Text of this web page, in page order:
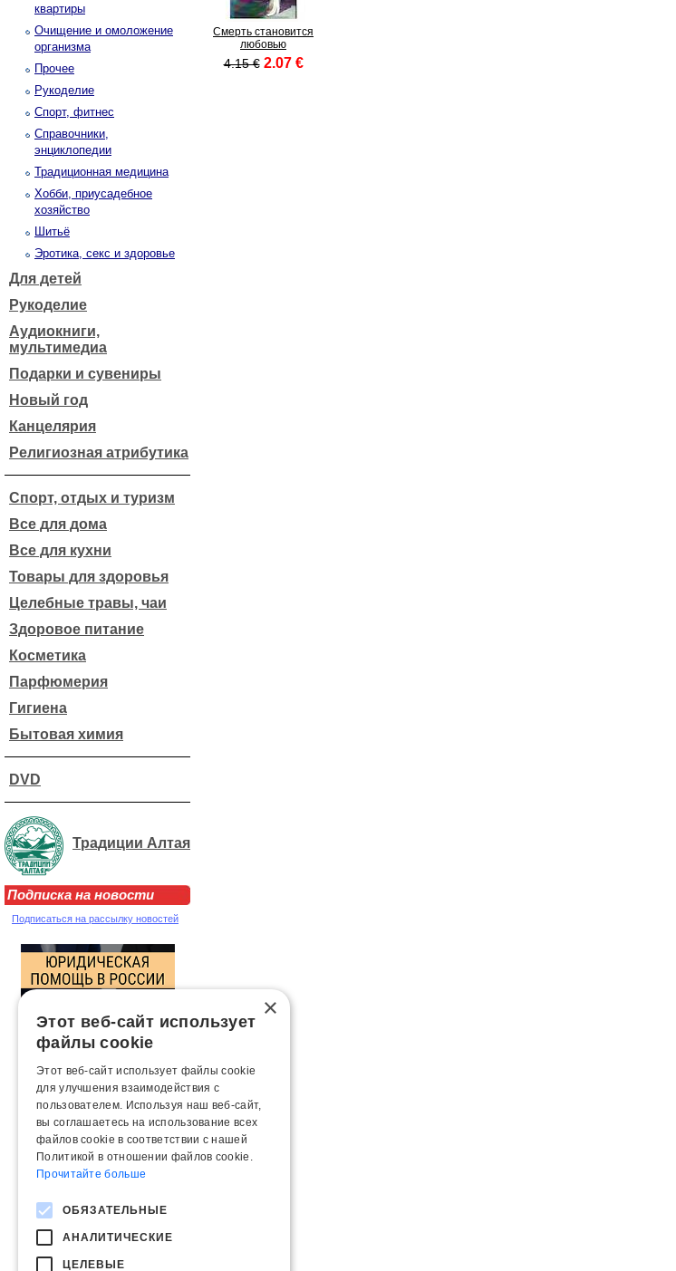
квартиры
Очищение и омоложение
организма
Прочее
Рукоделие
Спорт, фитнес
Справочники,
энциклопедии
Традиционная медицина
Хобби, приусадебное
хозяйство
Шитьё
Эротика, секс и здоровье
Для детей
Рукоделие
Аудиокниги,
мультимедиа
Подарки и сувениры
Новый год
Канцелярия
Религиозная атрибутика
Спорт, отдых и туризм
Все для дома
Все для кухни
Товары для здоровья
Целебные травы, чаи
Здоровое питание
Косметика
Парфюмерия
Гигиена
Бытовая химия
DVD
Традиции Алтая
Подписка на новости
Подписаться на рассылку новостей
Смерть становится
любовью
4.15 € 2.07 €
×
Этот веб-сайт использует
файлы cookie
Этот веб-сайт использует файлы cookie
для улучшения взаимодействия с
пользователем. Используя наш веб-сайт,
вы соглашаетесь на использование всех
файлов cookie в соответствии с нашей
Политикой в ​​отношении файлов cookie.
Прочитайте больше
ОБЯЗАТЕЛЬНЫЕ
АНАЛИТИЧЕСКИЕ
ЦЕЛЕВЫЕ